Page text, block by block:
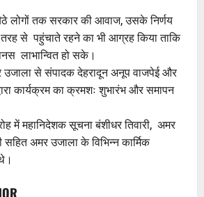
लोगों तक सरकार की आवाज, उसके निर्णय
से पहुंचाते रहने का भी आग्रह किया ताकि
लाभान्वित हो सके।
से संपादक देहरादून अनूप वाजपेई और
कार्यक्रम का क्रमशः शुभारंभ और समापन
में महानिदेशक सूचना बंशीधर तिवारी, अमर
अमर उजाला के विभिन्न कार्मिक